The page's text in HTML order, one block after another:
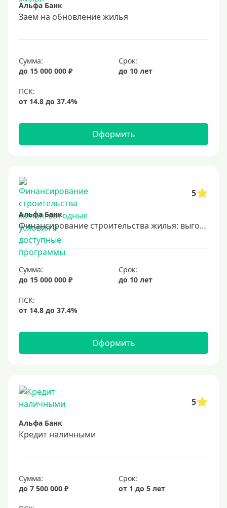
Альфа Банк
Заем на обновление жилья
Сумма:
до 15 000 000 ₽
Срок:
до 10 лет
Оформить
5
Альфа Банк
Финансирование строительства жилья: выгодные условия и доступные программы
Сумма:
до 15 000 000 ₽
Срок:
до 10 лет
Оформить
5
Альфа Банк
Кредит наличными
Сумма:
до 7 500 000 ₽
Срок:
от 1 до 5 лет